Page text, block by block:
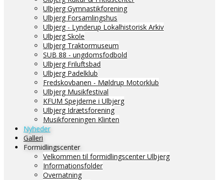
Ulbjerg Gymnastikforening
Ulbjerg Forsamlingshus
Ulbjerg - Lynderup Lokalhistorisk Arkiv
Ulbjerg Skole
Ulbjerg Traktormuseum
SUB 88 - ungdomsfodbold
Ulbjerg Friluftsbad
Ulbjerg Padelklub
Fredskovbanen - Møldrup Motorklub
Ulbjerg Musikfestival
KFUM Spejderne i Ulbjerg
Ulbjerg Idrætsforening
Musikforeningen Klinten
Nyheder
Galleri
Formidlingscenter
Velkommen til formidlingscenter Ulbjerg
Informationsfolder
Overnatning